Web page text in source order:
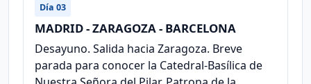
Día 03
MADRID - ZARAGOZA - BARCELONA
Desayuno. Salida hacia Zaragoza. Breve
parada para conocer la Catedral-Basílica de